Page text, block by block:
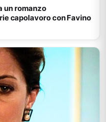
un romanzo
capolavoro con Favino